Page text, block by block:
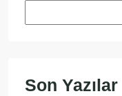
Son Yazılar